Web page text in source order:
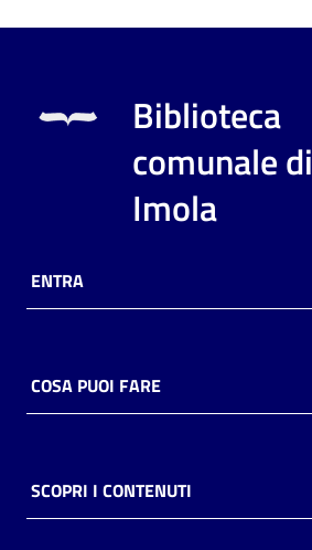
fare
Scopri
online
Piani
Biblioteca
comunale di
Imola
ENTRA
COSA PUOI FARE
SCOPRI I CONTENUTI